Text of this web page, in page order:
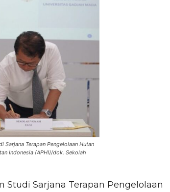
Sarjana Terapan Pengelolaan Hutan
Indonesia (APHI)/dok. Sekolah
Studi Sarjana Terapan Pengelolaan